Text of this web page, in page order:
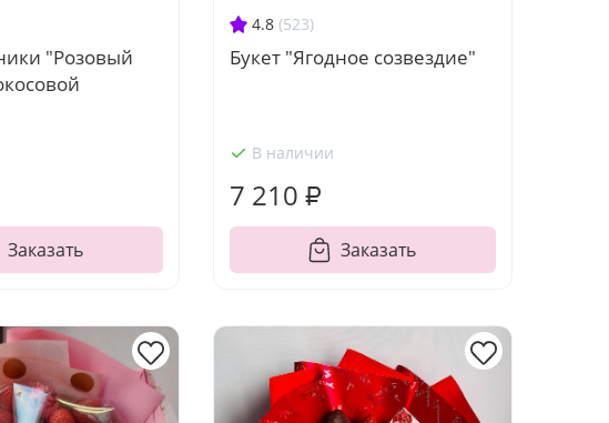
"Розовый
Заказать
4.8 (523)
Букет "Ягодное созвездие"
В наличии
7 210 ₽
Заказать